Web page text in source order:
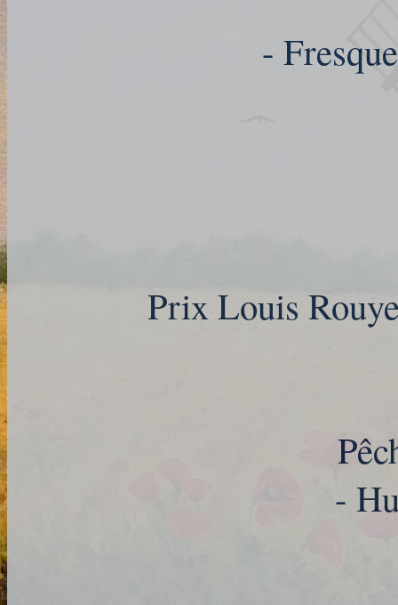
-
Prix Louis
-